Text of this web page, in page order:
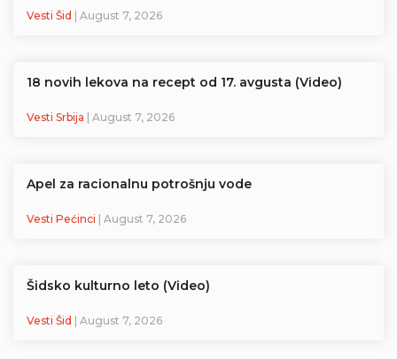
Vesti Šid | August 7, 2026
18 novih lekova na recept od 17. avgusta (Video)
Vesti Srbija | August 7, 2026
Apel za racionalnu potrošnju vode
Vesti Pećinci | August 7, 2026
Šidsko kulturno leto (Video)
Vesti Šid | August 7, 2026